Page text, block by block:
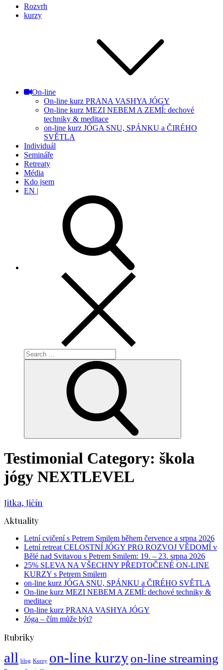
Rozvrh
kurzy
On-line
On-line kurz PRANA VASHYA JÓGY
On-line kurz MEZI NEBEM A ZEMÍ: dechové
techniky & meditace
on-line kurz JÓGA SNU, SPÁNKU a ČIRÉHO
SVĚTLA
Individuál
Semináře
Retreaty
Média
Kdo jsem
EN |
Search
for:
Testimonial Category: škola
jógy NEXTLEVEL
Jitka, Jičín
Aktuality
Letní cvičení s Petrem Smilem během července a srpna 2026
Letní retreat CELOSTNÍ JÓGY PRO ROZVOJ VĚDOMÍ v
Bělé nad Svitavou s Petrem Smilem: 19. – 23. srpna 2026
25% SLEVA NA VŠECHNY PŘEDTOČENÉ ON-LINE
KURZY s Petrem Smilem
on-line kurz JÓGA SNU, SPÁNKU a ČIRÉHO SVĚTLA
On-line kurz MEZI NEBEM A ZEMÍ: dechové techniky &
meditace
On-line kurz PRANA VASHYA JÓGY
Jóga – čím může být?
Rubriky
all blog Kurzy on-line kurzyon-line streaming